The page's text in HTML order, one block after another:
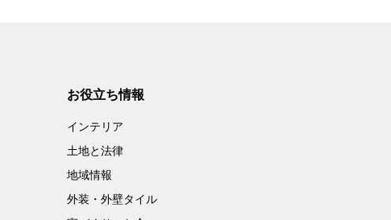
お役立ち情報
インテリア
土地と法律
地域情報
外装・外壁タイル